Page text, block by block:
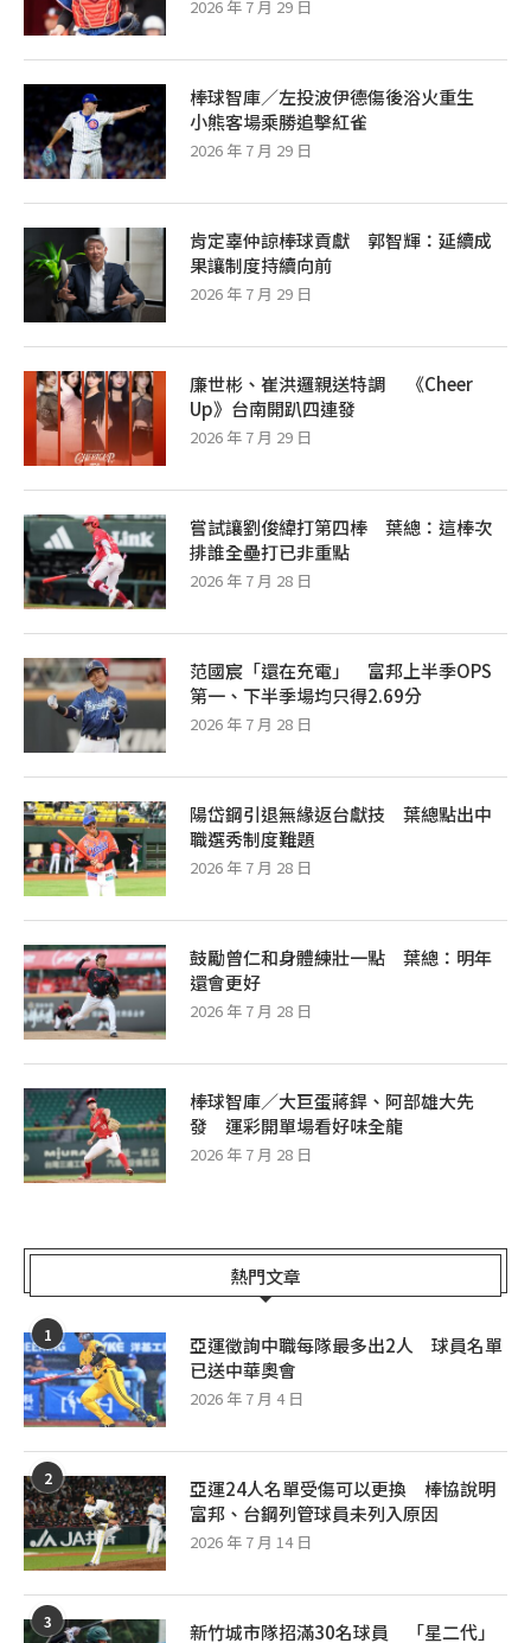
2026 年 7 月 29 日
棒球智庫／左投波伊德傷後浴火重生
小熊客場乘勝追擊紅雀
2026 年 7 月 29 日
肯定辜仲諒棒球貢獻 郭智輝：延續成
果讓制度持續向前
2026 年 7 月 29 日
廉世彬、崔洪邏親送特調 《Cheer
Up》台南開趴四連發
2026 年 7 月 29 日
嘗試讓劉俊緯打第四棒 葉總：這棒次
排誰全壘打已非重點
2026 年 7 月 28 日
范國宸「還在充電」 富邦上半季OPS
第一、下半季場均只得2.69分
2026 年 7 月 28 日
陽岱鋼引退無緣返台獻技 葉總點出中
職選秀制度難題
2026 年 7 月 28 日
鼓勵曾仁和身體練壯一點 葉總：明年
還會更好
2026 年 7 月 28 日
棒球智庫／大巨蛋蔣銲、阿部雄大先
發 運彩開單場看好味全龍
2026 年 7 月 28 日
熱門文章
1
亞運徵詢中職每隊最多出2人 球員名單
已送中華奧會
2026 年 7 月 4 日
2
亞運24人名單受傷可以更換 棒協說明
富邦、台鋼列管球員未列入原因
2026 年 7 月 14 日
3
新竹城市隊招滿30名球員 「星二代」